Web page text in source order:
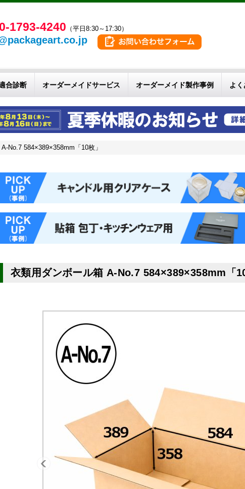
1793-4240 （平日8:30～17:30）
合診断 オーダーメイドサービス オーダーメイド製作事例 よ
No.7 584×389×358mm「10枚」
衣類用ダンボール箱 A-No.7 584×389×358mm「10